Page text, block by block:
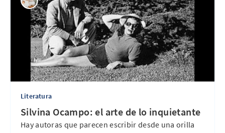
Literatura
Silvina Ocampo: el arte de lo inquietante
Hay autoras que parecen escribir desde una orilla